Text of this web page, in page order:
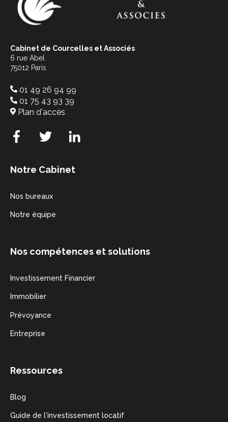
Cabinet de Courcelles et Associés
6 rue Abel
75012 Paris
01 49 26 94 99
01 75 43 93 39
Plan d'accès
Notre Cabinet
Nos bureaux
Notre équipe
Nos compétences et solutions
Investissement Financier
Immobilier
Prévoyance
Entreprise
Ressources
Blog
Guide de l'investissement locatif